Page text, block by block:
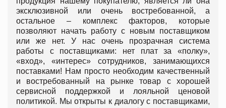
эксклюзивной или очень востребованной, а
остальное – комплекс факторов, которые
позволяют начать работу с новым поставщиком
или же нет. У нас очень прозрачная система
работы с поставщиками: нет плат за «полку»,
«вход», «интерес» сотрудников, занимающихся
поставками! Нам просто необходим качественный
и востребованный на рынке товар с хорошей
сервисной поддержкой и лояльной ценовой
политикой. Мы открыты к диалогу с поставщиками,